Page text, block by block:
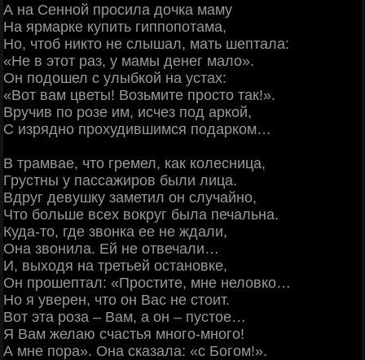
А на Сенной просила дочка маму
На ярмарке купить гиппопотама,
Но, чтоб никто не слышал, мать шептала:
«Не в этот раз, у мамы денег мало».
Он подошел с улыбкой на устах:
«Вот вам цветы! Возьмите просто так!».
Вручив по розе им, исчез под аркой,
С изрядно прохудившимся подарком…
В трамвае, что гремел, как колесница,
Грустны у пассажиров были лица.
Вдруг девушку заметил он случайно,
Что больше всех вокруг была печальна.
Куда-то, где звонка ее не ждали,
Она звонила. Ей не отвечали…
И, выходя на третьей остановке,
Он прошептал: «Простите, мне неловко…
Но я уверен, что он Вас не стоит.
Вот эта роза – Вам, а он – пустое…
Я Вам желаю счастья много-много!
А мне пора». Она сказала: «с Богом!».